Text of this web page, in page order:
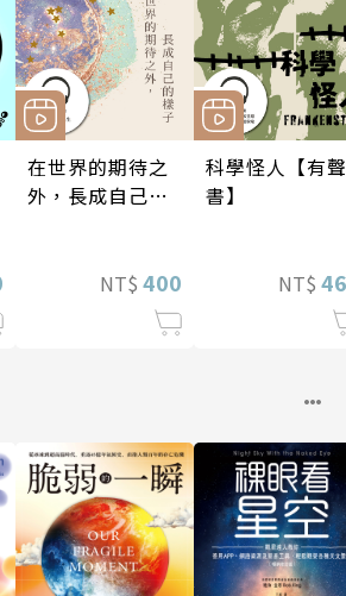
在世界的期待之
外，長成自己的
NT$ 400
科學怪人【有聲
書】
NT$